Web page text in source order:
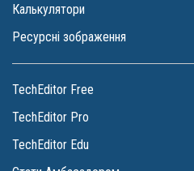
Калькулятори
Ресурсні зображення
TechEditor Free
TechEditor Pro
TechEditor Edu